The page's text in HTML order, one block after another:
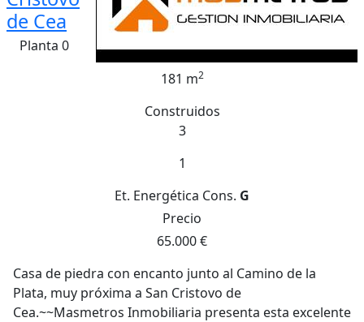
de Cea
Planta 0
181 m2
Construidos
3
1
Et. Energética Cons. G
Precio
65.000 €
Casa de piedra con encanto junto al Camino de la
Plata, muy próxima a San Cristovo de
Cea.~~Masmetros Inmobiliaria presenta esta excelente